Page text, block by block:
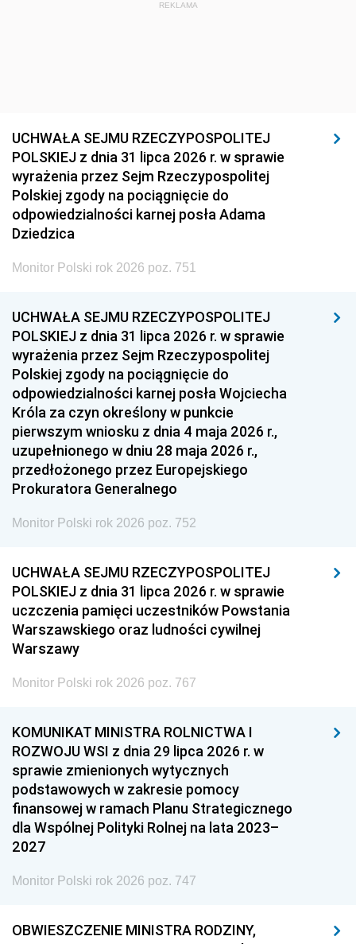
REKLAMA
UCHWAŁA SEJMU RZECZYPOSPOLITEJ
POLSKIEJ z dnia 31 lipca 2026 r. w sprawie
wyrażenia przez Sejm Rzeczypospolitej
Polskiej zgody na pociągnięcie do
odpowiedzialności karnej posła Adama
Dziedzica
Monitor Polski rok 2026 poz. 751
UCHWAŁA SEJMU RZECZYPOSPOLITEJ
POLSKIEJ z dnia 31 lipca 2026 r. w sprawie
wyrażenia przez Sejm Rzeczypospolitej
Polskiej zgody na pociągnięcie do
odpowiedzialności karnej posła Wojciecha
Króla za czyn określony w punkcie
pierwszym wniosku z dnia 4 maja 2026 r.,
uzupełnionego w dniu 28 maja 2026 r.,
przedłożonego przez Europejskiego
Prokuratora Generalnego
Monitor Polski rok 2026 poz. 752
UCHWAŁA SEJMU RZECZYPOSPOLITEJ
POLSKIEJ z dnia 31 lipca 2026 r. w sprawie
uczczenia pamięci uczestników Powstania
Warszawskiego oraz ludności cywilnej
Warszawy
Monitor Polski rok 2026 poz. 767
KOMUNIKAT MINISTRA ROLNICTWA I
ROZWOJU WSI z dnia 29 lipca 2026 r. w
sprawie zmienionych wytycznych
podstawowych w zakresie pomocy
finansowej w ramach Planu Strategicznego
dla Wspólnej Polityki Rolnej na lata 2023–
2027
Monitor Polski rok 2026 poz. 747
OBWIESZCZENIE MINISTRA RODZINY,